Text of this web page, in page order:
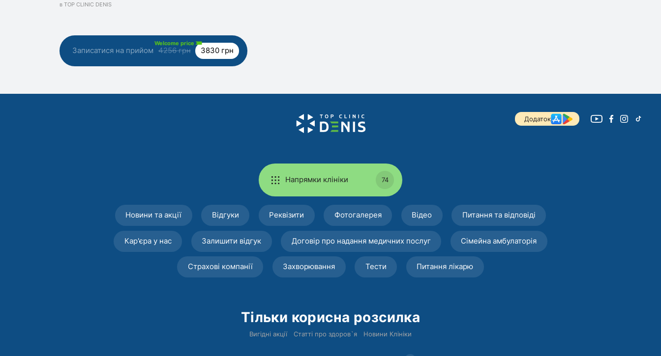
в TOP CLINIC DENIS
Записатися на прийом
Welcome price
4256 грн 3830 грн
Додаток
Напрямки клініки 74
Новини та акції Відгуки Реквізити Фотогалерея Відео Питання та відповіді
Кар'єра у нас Залишити відгук Договір про надання медичних послуг Сімейна амбулаторія
Страхові компанії Захворювання Тести Питання лікарю
Тільки корисна розсилка
Вигідні акції Статті про здоров`я Новини Клініки